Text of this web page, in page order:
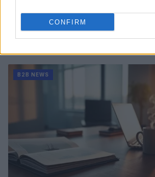
CONFIRM
Ripensare le tecnologie umanitarie
donatori
Martina Marchesi · 10 Lug 2026
B2B NEWS